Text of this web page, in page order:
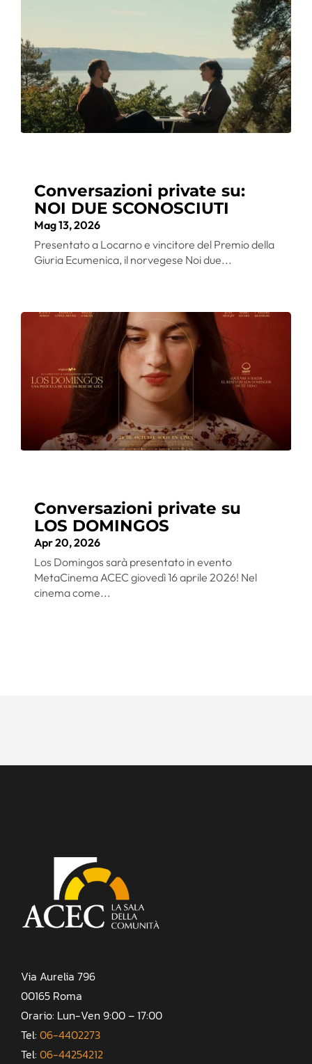
Conversazioni private su:
NOI DUE SCONOSCIUTI
Mag 13, 2026
Presentato a Locarno e vincitore del Premio della
Giuria Ecumenica, il norvegese Noi due...
Conversazioni private su
LOS DOMINGOS
Apr 20, 2026
Los Domingos sarà presentato in evento
MetaCinema ACEC giovedì 16 aprile 2026! Nel
cinema come...
Via Aurelia 796
00165 Roma
Orario: Lun-Ven 9:00 – 17:00
Tel: 06-4402273
Tel: 06-44254212